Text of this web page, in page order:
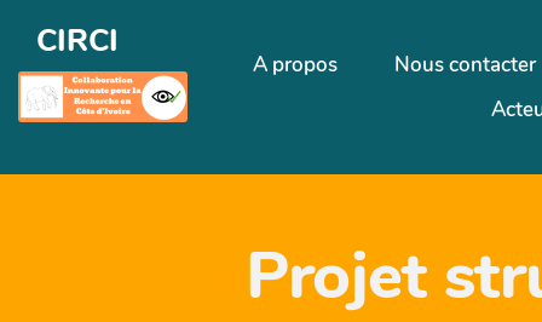
CIRCI
A propos Nous contacter
Projet